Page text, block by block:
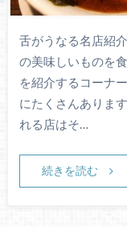
舌がうなる名店紹
の美味しいものを
を紹介するコーナ
にたくさんありま
れる店はそ…
続きを読む